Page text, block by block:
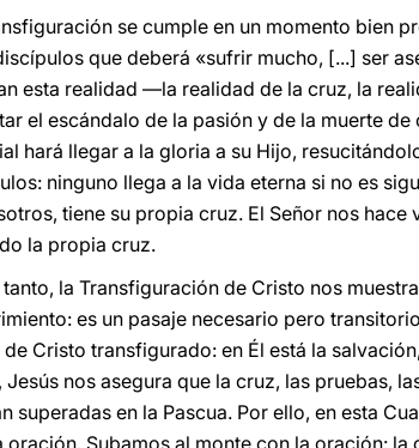
se cumple en un momento bien
que deberá «sufrir mucho, [...] ser
esta realidad —la realidad de la cruz, la
el escándalo de la pasión y de la muerte
hará llegar a la gloria a su Hijo,
ninguno llega a la vida eterna si no es
tiene su propia cruz. El Señor nos
la propia cruz.
tanto, la Transfiguración de Cristo nos
es un pasaje necesario pero
Cristo transfigurado: en Él está la
Jesús nos asegura que la cruz, las pruebas,
superadas en la Pascua. Por ello, en esta
oración. Subamos al monte con la oración: